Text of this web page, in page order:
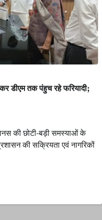
डीएम तक पंहुच रहे फरियादी;
की छोटी-बड़ी समस्याओं के
की सक्रियता एवं नागरिकों